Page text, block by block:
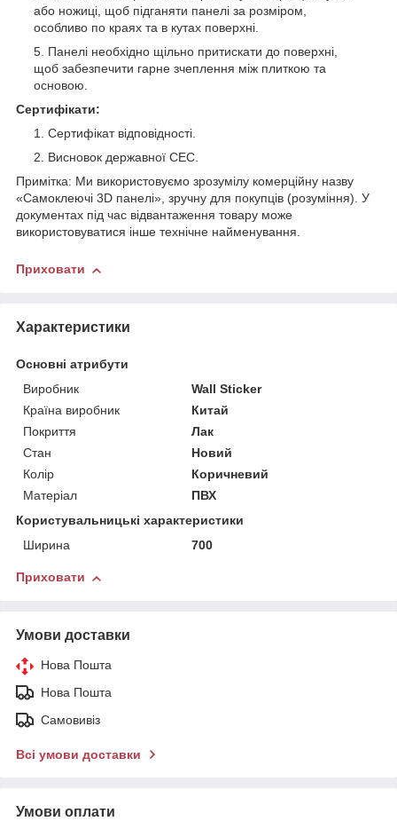
або ножиці, щоб підганяти панелі за розміром,
особливо по краях та в кутах поверхні.
Панелі необхідно щільно притискати до поверхні,
щоб забезпечити гарне зчеплення між плиткою та
основою.
Сертифікати:
Сертифікат відповідності.
Висновок державної СЕС.
Примітка: Ми використовуємо зрозумілу комерційну назву
«Самоклеючі 3D панелі», зручну для покупців (розуміння). У
документах під час відвантаження товару може
використовуватися інше технічне найменування.
Приховати
Характеристики
Основні атрибути
Виробник
Wall Sticker
Країна виробник
Китай
Покриття
Лак
Стан
Новий
Колір
Коричневий
Матеріал
ПВХ
Користувальницькі характеристики
Ширина
700
Приховати
Умови доставки
Нова Пошта
Нова Пошта
Самовивіз
Всі умови доставки
Умови оплати